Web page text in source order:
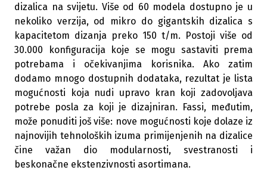
dizalica na svijetu. Više od 60 modela dostupno je u
nekoliko verzija, od mikro do gigantskih dizalica s
kapacitetom dizanja preko 150 t/m. Postoji više od
30.000 konfiguracija koje se mogu sastaviti prema
potrebama i očekivanjima korisnika. Ako zatim
dodamo mnogo dostupnih dodataka, rezultat je lista
mogućnosti koja nudi upravo kran koji zadovoljava
potrebe posla za koji je dizajniran. Fassi, međutim,
može ponuditi još više: nove mogućnosti koje dolaze iz
najnovijih tehnoloških izuma primijenjenih na dizalice
čine važan dio modularnosti, svestranosti i
beskonačne ekstenzivnosti asortimana.